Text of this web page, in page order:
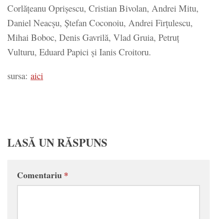
Corlăţeanu Oprişescu, Cristian Bivolan, Andrei Mitu,
Daniel Neacşu, Ştefan Coconoiu, Andrei Firţulescu,
Mihai Boboc, Denis Gavrilă, Vlad Gruia, Petruţ
Vulturu, Eduard Papici şi Ianis Croitoru.
sursa: aici
LASĂ UN RĂSPUNS
Comentariu*